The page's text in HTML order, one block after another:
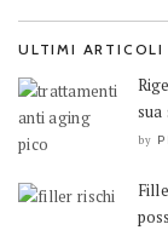
ULTIMI ARTICOLI
sua
by